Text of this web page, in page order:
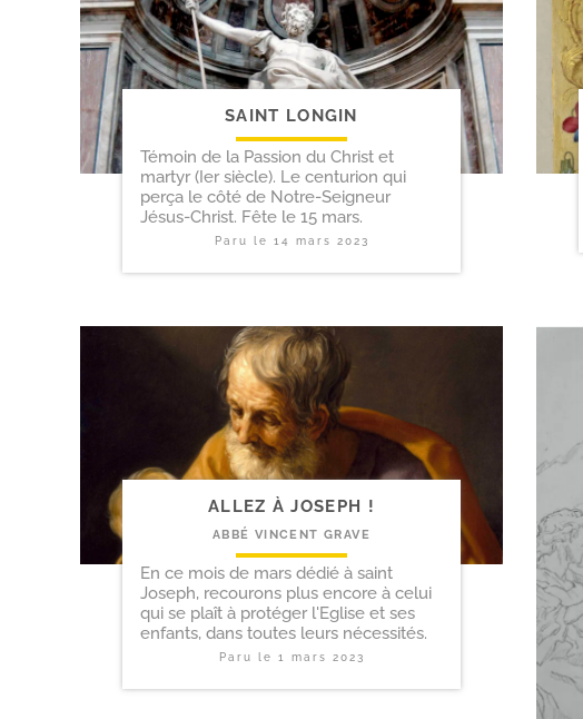
SAINT LONGIN
Témoin de la Passion du Christ et
martyr (Ier siècle). Le centurion qui
perça le côté de Notre-Seigneur
Jésus-Christ. Fête le 15 mars.
Paru le 14 mars 2023
ALLEZ À JOSEPH !
ABBÉ VINCENT GRAVE
En ce mois de mars dédié à saint
Joseph, recourons plus encore à celui
qui se plaît à protéger l'Eglise et ses
enfants, dans toutes leurs nécessités.
Paru le 1 mars 2023